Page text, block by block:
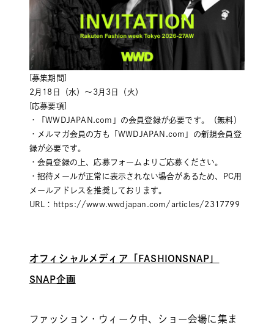
[募集期間]
2月18日（水）〜3月3日（火）
[応募要項]
・「WWDJAPAN.com」の会員登録が必要です。（無料）
・メルマガ会員の方も「WWDJAPAN.com」の新規会員登
録が必要です。
・会員登録の上、応募フォームよりご応募ください。
・招待メールが正常に表示されない場合があるため、PC用
メールアドレスを推奨しております。
URL：
https://www.wwdjapan.com/articles/2317799
オフィシャルメディア「FASHIONSNAP」
SNAP企画
ファッション・ウィーク中、ショー会場に集ま